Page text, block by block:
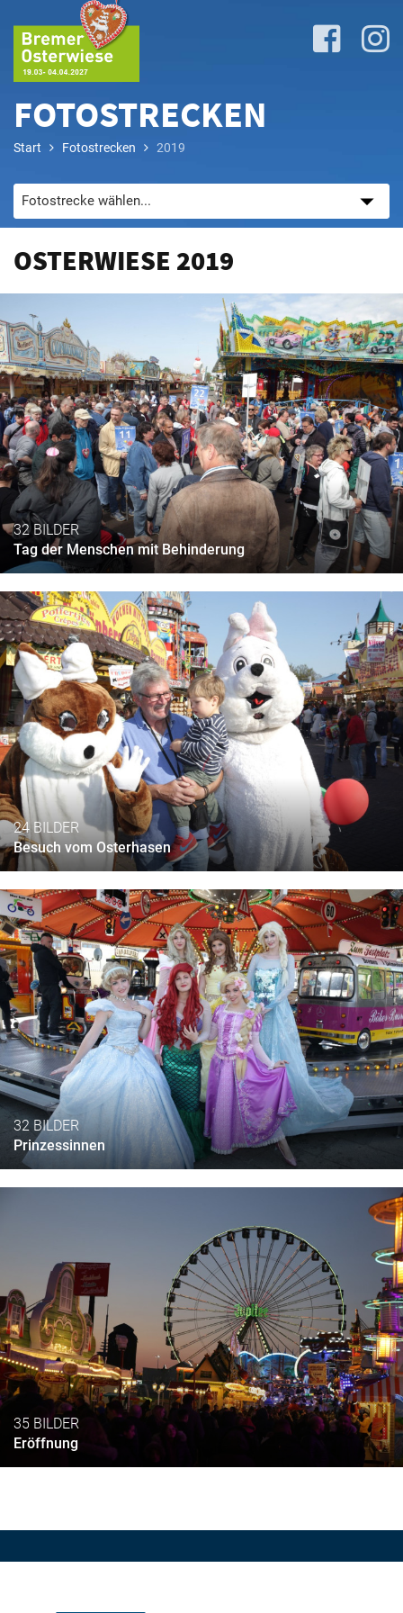
P+R
Programm
FOTOSTRECKEN
Start Fotostrecken 2019
OSTERWIESE 2019
32 BILDER
Tag der Menschen mit Behinderung
24 BILDER
Besuch vom Osterhasen
32 BILDER
Prinzessinnen
35 BILDER
Eröffnung